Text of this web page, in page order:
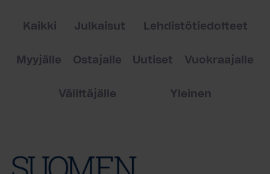
Kaikki Julkaisut Lehdistötiedotteet
Myyjälle Ostajalle Uutiset Vuokraajalle
Välittäjälle Yleinen